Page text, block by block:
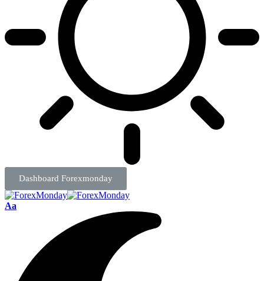
Dashboard Forexmonday
Aa